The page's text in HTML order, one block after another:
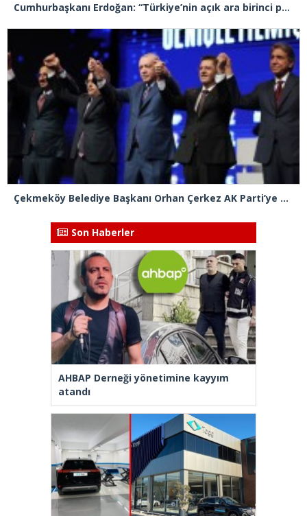
Cumhurbaşkanı Erdoğan: “Türkiye’nin açık ara birinci partisiyiz”
Çekmeköy Belediye Başkanı Orhan Çerkez AK Parti’ye katıldı
Son Haberler
AHBAP Derneği yönetimine kayyım
atandı